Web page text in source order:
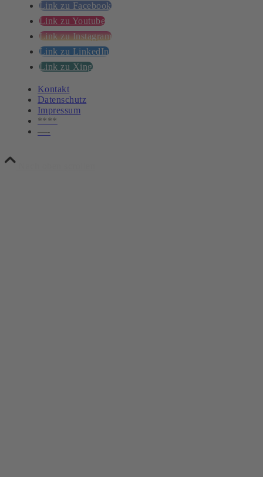
Link zu Facebook
Link zu Youtube
Link zu Instagram
Link zu LinkedIn
Link zu Xing
Kontakt
Datenschutz
Impressum
****
—-